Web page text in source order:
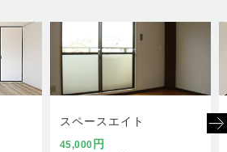
スペースエイト
45,000 円